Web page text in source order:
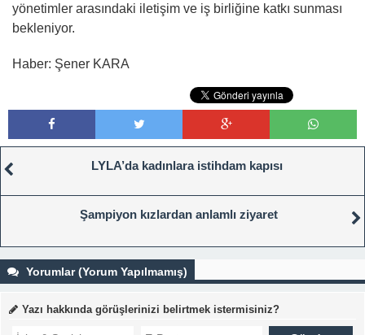
yönetimler arasındaki iletişim ve iş birliğine katkı sunması
bekleniyor.
Haber: Şener KARA
LYLA’da kadınlara istihdam kapısı
Şampiyon kızlardan anlamlı ziyaret
Yorumlar (Yorum Yapılmamış)
Yazı hakkında görüşlerinizi belirtmek istermisiniz?